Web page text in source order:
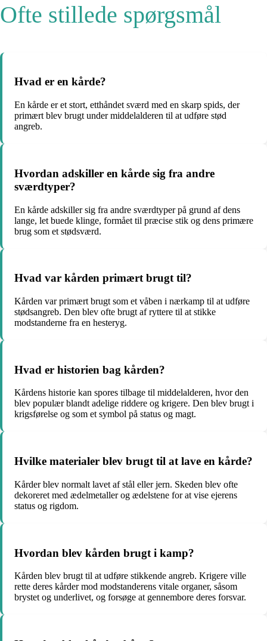
Ofte stillede spørgsmål
Hvad er en kårde?
En kårde er et stort, etthåndet sværd med en skarp spids, der
primært blev brugt under middelalderen til at udføre stød
angreb.
Hvordan adskiller en kårde sig fra andre
sværdtyper?
En kårde adskiller sig fra andre sværdtyper på grund af dens
lange, let buede klinge, formået til præcise stik og dens primære
brug som et stødsværd.
Hvad var kården primært brugt til?
Kården var primært brugt som et våben i nærkamp til at udføre
stødsangreb. Den blev ofte brugt af ryttere til at stikke
modstanderne fra en hesteryg.
Hvad er historien bag kården?
Kårdens historie kan spores tilbage til middelalderen, hvor den
blev populær blandt adelige riddere og krigere. Den blev brugt i
krigsførelse og som et symbol på status og magt.
Hvilke materialer blev brugt til at lave en kårde?
Kårder blev normalt lavet af stål eller jern. Skeden blev ofte
dekoreret med ædelmetaller og ædelstene for at vise ejerens
status og rigdom.
Hvordan blev kården brugt i kamp?
Kården blev brugt til at udføre stikkende angreb. Krigere ville
rette deres kårder mod modstanderens vitale organer, såsom
brystet og underlivet, og forsøge at gennembore deres forsvar.